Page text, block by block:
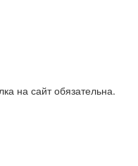
на сайт обязательна.